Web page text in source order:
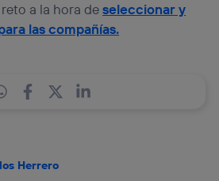
a la hora deseleccionar y
las compañías.
Herrero